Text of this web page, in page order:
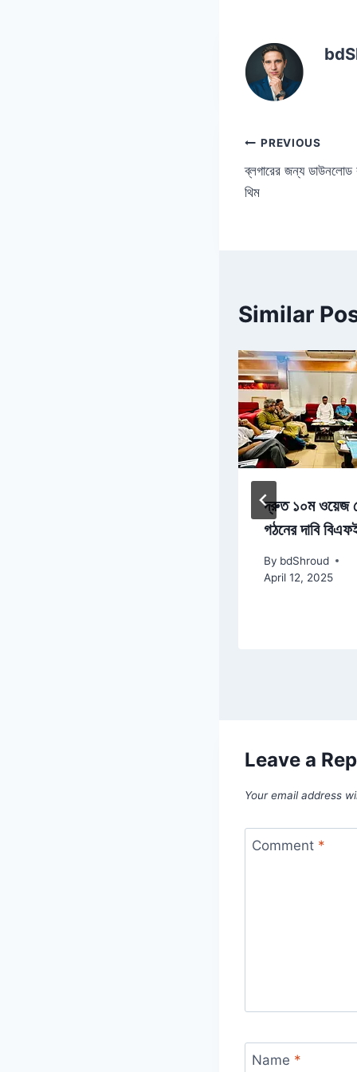
o
o
k
p
p
Post
navigation
PREVIOUS
ব্লগারের জন্য
থিম
Similar
দ্রুত ১০ম ওয়েজ
গঠনের দাবি
By bdShroud
April 12, 2025
Leave a
Your email address
Comment *
Name *